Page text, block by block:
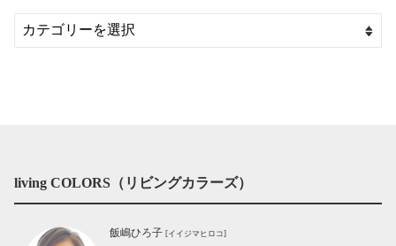
living COLORS（リビングカラーズ）
飯嶋ひろ子 [イイジマヒロコ]